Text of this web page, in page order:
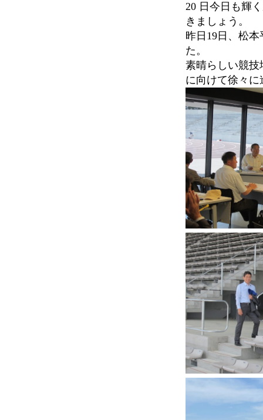
20 日今日も輝
きましょう。
昨日19日、松
た。
素晴らしい競技
に向けて徐々